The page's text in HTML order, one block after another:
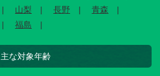
山梨 長野
青森
福島
主な対象年齢